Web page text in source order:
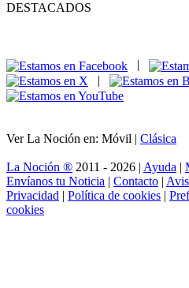
DESTACADOS
|
Ver La Noción en: Móvil | Clásica
La Noción ® 2011 - 2026 | Ayuda |
Envíanos tu Noticia | Contacto |
Privacidad | Política de cookies |
cookies